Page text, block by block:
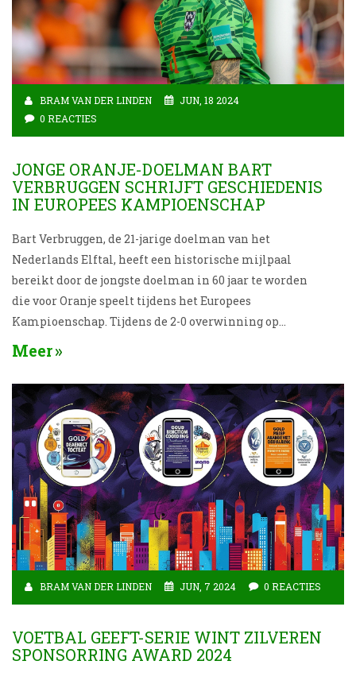
BRAM VAN DER LINDEN
JUN, 18 2024
0 REACTIES
JONGE ORANJE-DOELMAN BART
VERBRUGGEN SCHRIJFT GESCHIEDENIS
IN EUROPEES KAMPIOENSCHAP
Bart Verbruggen, de 21-jarige doelman van het
Nederlands Elftal, heeft een historische mijlpaal
bereikt door de jongste doelman in 60 jaar te worden
die voor Oranje speelt tijdens het Europees
Kampioenschap. Tijdens de 2-0 overwinning op
Wales in de eerste wedstrijd van groep C, verving
prestatie werd geprezen door coach Ronald Koeman,
wat een veelbelovende toekomst voorspelt.
Meer
BRAM VAN DER LINDEN JUN, 7 2024 0 REACTIES
VOETBAL GEEFT-SERIE WINT ZILVEREN
SPONSORRING AWARD 2024